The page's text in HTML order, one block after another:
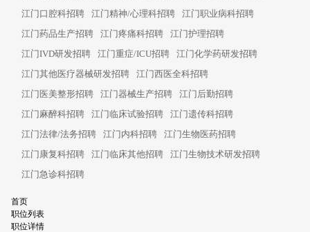
江门口腔科招聘
江门精神/心理科招聘
江门职业病科招聘
江门药品生产招聘
江门疼痛科招聘
江门护理招聘
江门IVD研发招聘
江门重症/ICU招聘
江门化学药研发招聘
江门其他医疗器械研发招聘
江门西医全科招聘
江门医美整形招聘
江门器械生产招聘
江门后勤招聘
江门麻醉科招聘
江门临床试验招聘
江门遗传科招聘
江门法律/法务招聘
江门内科招聘
江门生物医药招聘
江门康复科招聘
江门临床其他招聘
江门生物技术研发招聘
江门急诊科招聘
首页
职位列表
职位详情